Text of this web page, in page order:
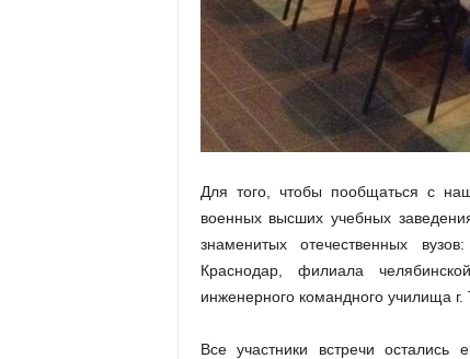
Для того, чтобы пообщаться с
военных высших учебных
знаменитых отечественных
Краснодар, филиала
инженерного командного училища г.
Все участники встречи